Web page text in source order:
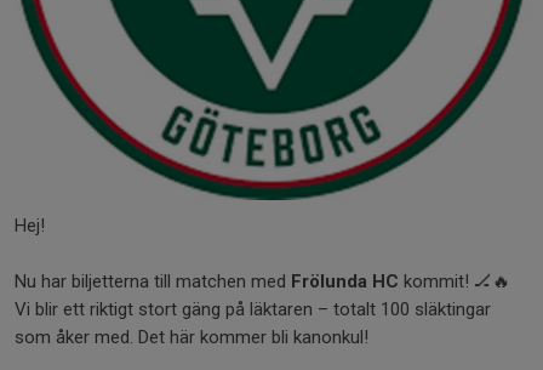
Hej!
Nu har biljetterna till matchen med Frölunda HC kommit! 🏒🔥
Vi blir ett riktigt stort gäng på läktaren – totalt 100 släktingar
som åker med. Det här kommer bli kanonkul!